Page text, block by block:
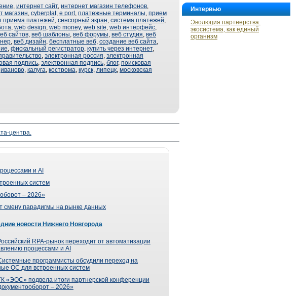
Интервью
Эволюция партнерства:
экосистема, как единый
организм
, интернет сайт, интернет магазин телефонов,
магазин, cyberplat, e port, платежные терминалы, прием
приема платежей, сенсорный экран, система платежей,
, web design, web money, web site, web интерфейс,
сайтов, веб шаблоны, веб форумы, веб студия, веб
, веб дизайн, бесплатные веб, создание веб сайта,
, фискальный регистратор, купить через интернет,
, электронная россия, электронная
подпись, электронная подпись, блог, поисковая
иваново, калуга, кострома, курск, липецк, московская
центра.
и AI
систем
– 2026»
смену парадигмы на рынке данных
новости Нижнего Новгорода
RPA-рынок переходит от автоматизации
процессами и AI
программисты обсудили переход на
ОС для встроенных систем
«ЭОС» подвела итоги партнерской конференции
– 2026»